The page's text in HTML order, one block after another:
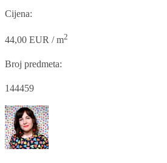
Cijena:
44,00 EUR / m2
Broj predmeta:
144459